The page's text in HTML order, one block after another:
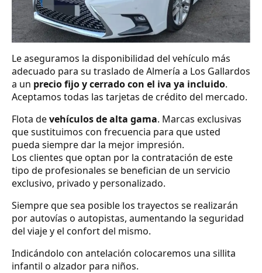
Le aseguramos la disponibilidad del vehículo más
adecuado para su traslado de Almería a Los Gallardos
a un precio fijo y cerrado con el iva ya incluido.
Aceptamos todas las tarjetas de crédito del mercado.
Flota devehículos de alta gama. Marcas exclusivas
que sustituimos con frecuencia para que usted
pueda siempre dar la mejor impresión.
Los clientes que optan por la contratación de este
tipo de profesionales se benefician de un servicio
exclusivo, privado y personalizado.
Siempre que sea posible los trayectos se realizarán
por autovías o autopistas, aumentando la seguridad
del viaje y el confort del mismo.
Indicándolo con antelación colocaremos una sillita
infantil o alzador para niños.